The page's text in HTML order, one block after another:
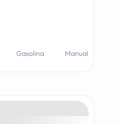
Gasolina Manual